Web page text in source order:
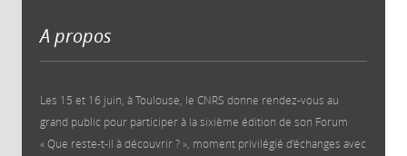
A propos
Les 15 et 16 juin, à Toulouse, le CNRS donne rendez-vous au
grand public pour participer à la sixième édition de son Forum
« Que reste-t-il à découvrir ? », moment privilégié d’échanges avec